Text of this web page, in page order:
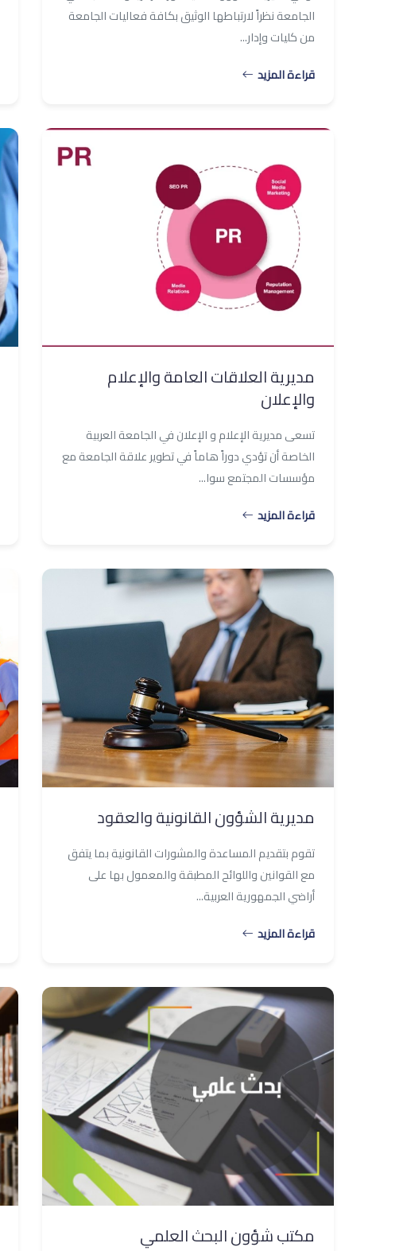
الجامعة نظراً لارتباطها الوثيق بكافة فعاليات الجامعة
من كليات وإدار...
قراءة المزيد
مديرية العلاقات العامة والإعلام
والإعلان
تسعى مديرية الإعلام و الإعلان في الجامعة العربية
الخاصة أن تؤدي دوراً هاماً في تطوير علاقة الجامعة مع
مؤسسات المجتمع سوا...
قراءة المزيد
مديرية الشؤون القانونية والعقود
تقوم بتقديم المساعدة والمشورات القانونية بما يتفق
مع القوانين واللوائح المطبقة والمعمول بها على
أراضي الجمهورية العربية...
قراءة المزيد
مكتب شؤون البحث العلمي